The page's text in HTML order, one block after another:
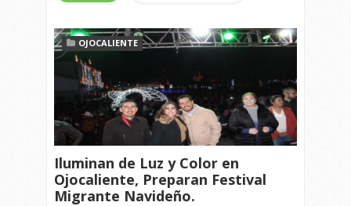
OJOCALIENTE
Iluminan de Luz y Color en
Ojocaliente, Preparan Festival
Migrante Navideño.